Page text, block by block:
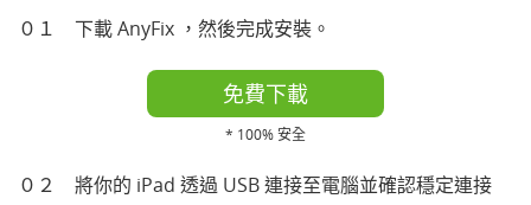
０１ 下載 AnyFix ，然後完成安裝。
免費下載
* 100% 安全
０２ 將你的 iPad 透過 USB 連接至電腦並確認穩定連接